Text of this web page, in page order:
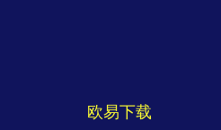
欧易下载